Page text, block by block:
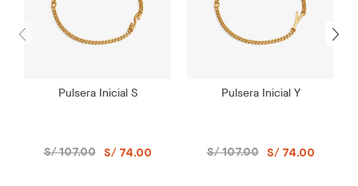
Pulsera Inicial S
S/ 107.00 S/ 74.00
Pulsera Inicial Y
S/ 107.00 S/ 74.00